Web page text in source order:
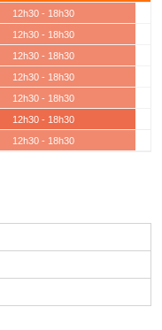
12h30 - 18h30
12h30 - 18h30
12h30 - 18h30
12h30 - 18h30
12h30 - 18h30
12h30 - 18h30
12h30 - 18h30